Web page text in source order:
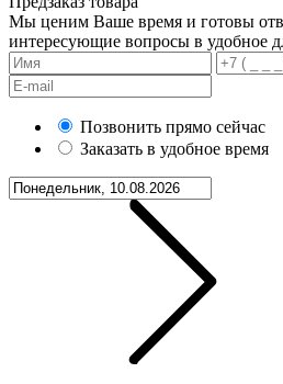
Мы ценим Ваше время и готовы
интересующие вопросы в удобное
Позвонить прямо сейчас
Заказать в удобное время